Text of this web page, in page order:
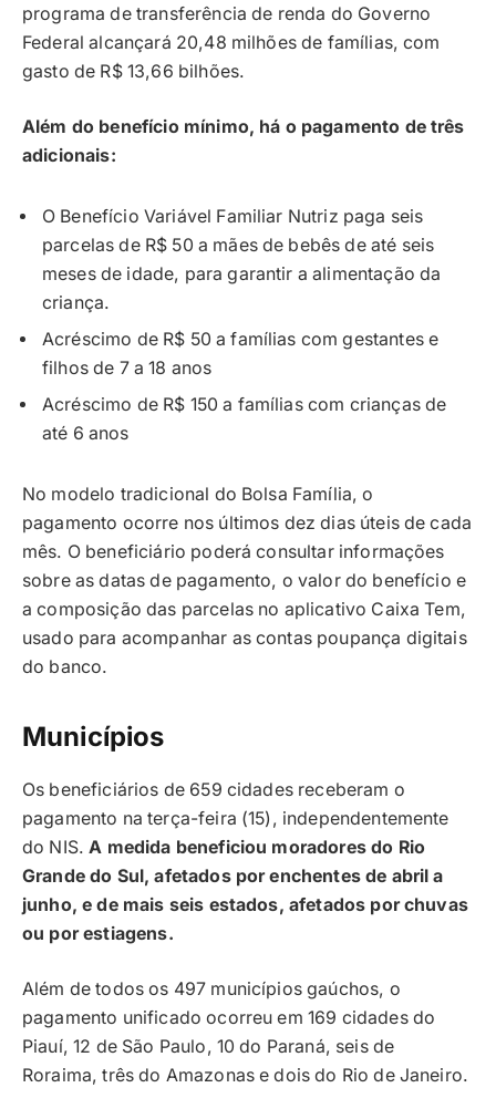
programa de transferência de renda do Governo
Federal alcançará 20,48 milhões de famílias, com
gasto de R$ 13,66 bilhões.
Além do benefício mínimo, há o pagamento de três
adicionais:
O Benefício Variável Familiar Nutriz paga seis
parcelas de R$ 50 a mães de bebês de até seis
meses de idade, para garantir a alimentação da
criança.
Acréscimo de R$ 50 a famílias com gestantes e
filhos de 7 a 18 anos
Acréscimo de R$ 150 a famílias com crianças de
até 6 anos
No modelo tradicional do Bolsa Família, o
pagamento ocorre nos últimos dez dias úteis de cada
mês. O beneficiário poderá consultar informações
sobre as datas de pagamento, o valor do benefício e
a composição das parcelas no aplicativo Caixa Tem,
usado para acompanhar as contas poupança digitais
do banco.
Municípios
Os beneficiários de 659 cidades receberam o
pagamento na terça-feira (15), independentemente
do NIS. A medida beneficiou moradores do Rio
Grande do Sul, afetados por enchentes de abril a
junho, e de mais seis estados, afetados por chuvas
ou por estiagens.
Além de todos os 497 municípios gaúchos, o
pagamento unificado ocorreu em 169 cidades do
Piauí, 12 de São Paulo, 10 do Paraná, seis de
Roraima, três do Amazonas e dois do Rio de Janeiro.